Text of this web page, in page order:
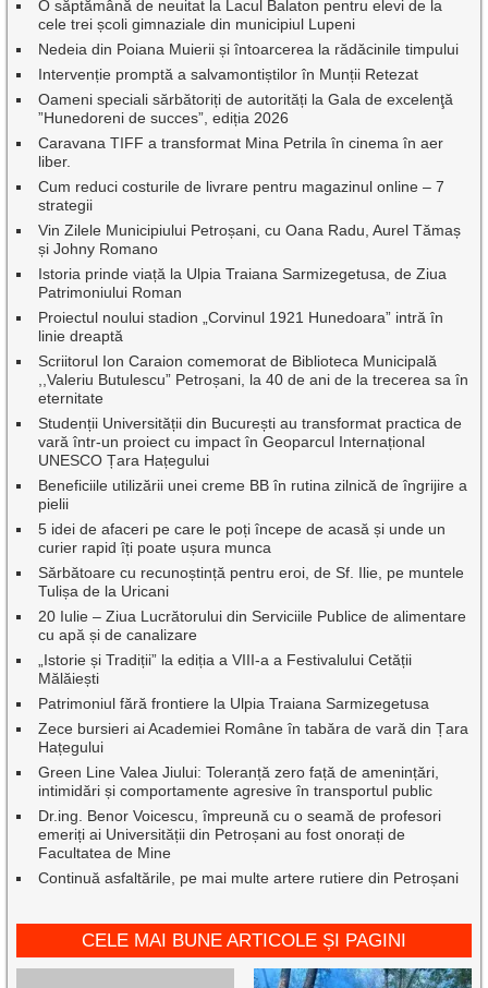
O săptămână de neuitat la Lacul Balaton pentru elevi de la
cele trei școli gimnaziale din municipiul Lupeni
Nedeia din Poiana Muierii și întoarcerea la rădăcinile timpului
Intervenție promptă a salvamontiștilor în Munții Retezat
Oameni speciali sărbătoriți de autorități la Gala de excelenţă
”Hunedoreni de succes”, ediția 2026
Caravana TIFF a transformat Mina Petrila în cinema în aer
liber.
Cum reduci costurile de livrare pentru magazinul online – 7
strategii
Vin Zilele Municipiului Petroșani, cu Oana Radu, Aurel Tămaș
și Johny Romano
Istoria prinde viață la Ulpia Traiana Sarmizegetusa, de Ziua
Patrimoniului Roman
Proiectul noului stadion „Corvinul 1921 Hunedoara” intră în
linie dreaptă
Scriitorul Ion Caraion comemorat de Biblioteca Municipală
,,Valeriu Butulescu” Petroșani, la 40 de ani de la trecerea sa în
eternitate
Studenții Universității din București au transformat practica de
vară într-un proiect cu impact în Geoparcul Internațional
UNESCO Țara Hațegului
Beneficiile utilizării unei creme BB în rutina zilnică de îngrijire a
pielii
5 idei de afaceri pe care le poți începe de acasă și unde un
curier rapid îți poate ușura munca
Sărbătoare cu recunoștință pentru eroi, de Sf. Ilie, pe muntele
Tulișa de la Uricani
20 Iulie – Ziua Lucrătorului din Serviciile Publice de alimentare
cu apă și de canalizare
„Istorie și Tradiții” la ediția a VIII-a a Festivalului Cetății
Mălăiești
Patrimoniul fără frontiere la Ulpia Traiana Sarmizegetusa
Zece bursieri ai Academiei Române în tabăra de vară din Țara
Hațegului
Green Line Valea Jiului: Toleranță zero față de amenințări,
intimidări și comportamente agresive în transportul public
Dr.ing. Benor Voicescu, împreună cu o seamă de profesori
emeriți ai Universității din Petroșani au fost onorați de
Facultatea de Mine
Continuă asfaltările, pe mai multe artere rutiere din Petroșani
CELE MAI BUNE ARTICOLE ȘI PAGINI